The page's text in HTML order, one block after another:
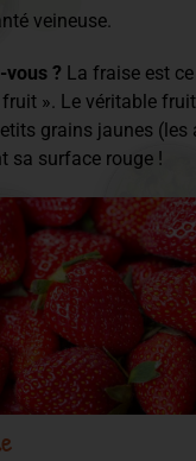
veineuse.
vous ? La fraise est
». Le véritable
grains jaunes (les
sa surface rouge !